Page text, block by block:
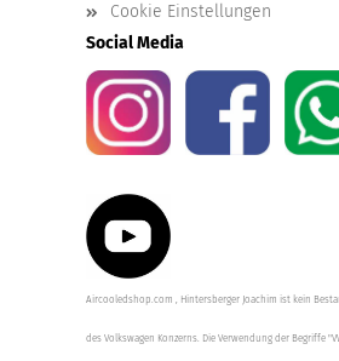
Cookie Einstellungen
Social Media
Aircooledshop.com , Hintersberger Joachim ist kein
des Volkswagen Konzerns. Die Verwendung der Begriffe